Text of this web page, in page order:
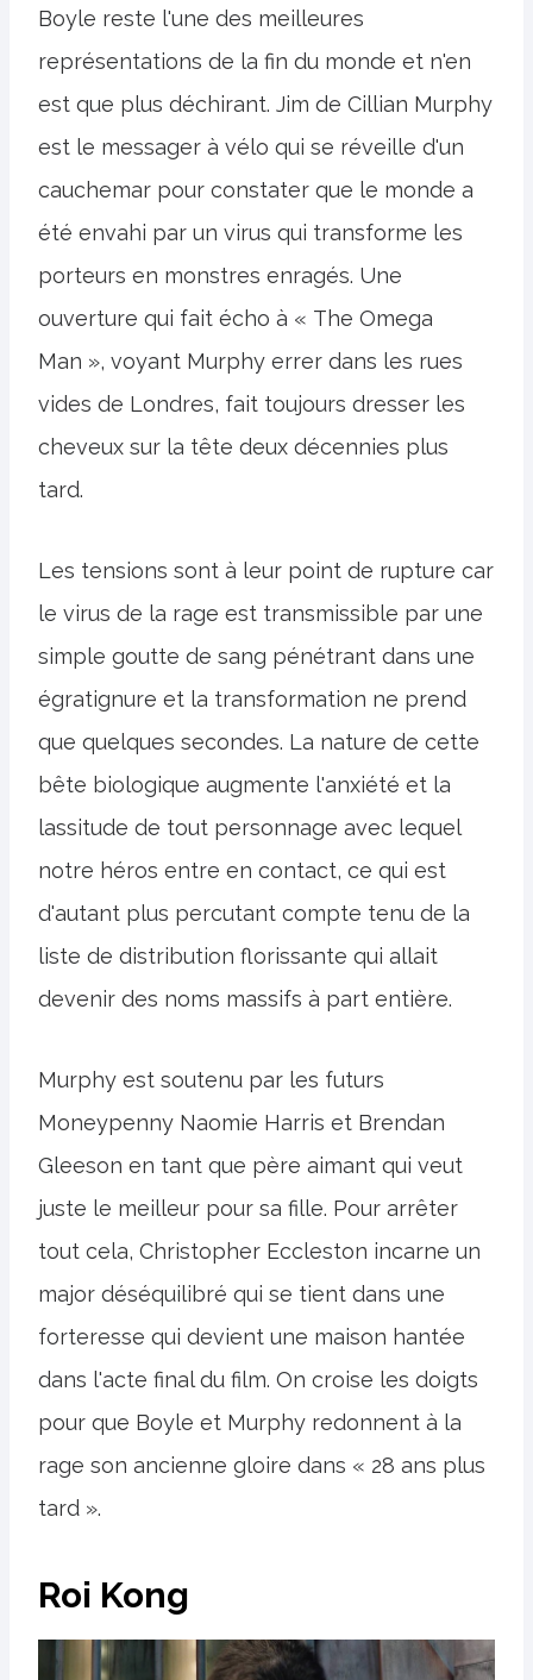
Boyle reste l'une des meilleures
représentations de la fin du monde et n'en
est que plus déchirant. Jim de Cillian Murphy
est le messager à vélo qui se réveille d'un
cauchemar pour constater que le monde a
été envahi par un virus qui transforme les
porteurs en monstres enragés. Une
ouverture qui fait écho à « The Omega
Man », voyant Murphy errer dans les rues
vides de Londres, fait toujours dresser les
cheveux sur la tête deux décennies plus
tard.
Les tensions sont à leur point de rupture car
le virus de la rage est transmissible par une
simple goutte de sang pénétrant dans une
égratignure et la transformation ne prend
que quelques secondes. La nature de cette
bête biologique augmente l'anxiété et la
lassitude de tout personnage avec lequel
notre héros entre en contact, ce qui est
d'autant plus percutant compte tenu de la
liste de distribution florissante qui allait
devenir des noms massifs à part entière.
Murphy est soutenu par les futurs
Moneypenny Naomie Harris et Brendan
Gleeson en tant que père aimant qui veut
juste le meilleur pour sa fille. Pour arrêter
tout cela, Christopher Eccleston incarne un
major déséquilibré qui se tient dans une
forteresse qui devient une maison hantée
dans l'acte final du film. On croise les doigts
pour que Boyle et Murphy redonnent à la
rage son ancienne gloire dans « 28 ans plus
tard ».
Roi Kong